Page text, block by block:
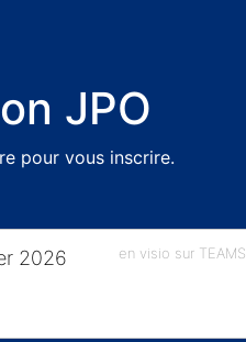
JPO
pour vous inscrire.
2026 en visio sur TEAMS